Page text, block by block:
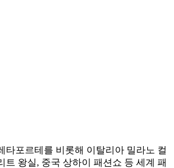
타포르테를 비롯해 이탈리아 밀라노 컬
트 왕실, 중국 상하이 패션쇼 등 세계 패